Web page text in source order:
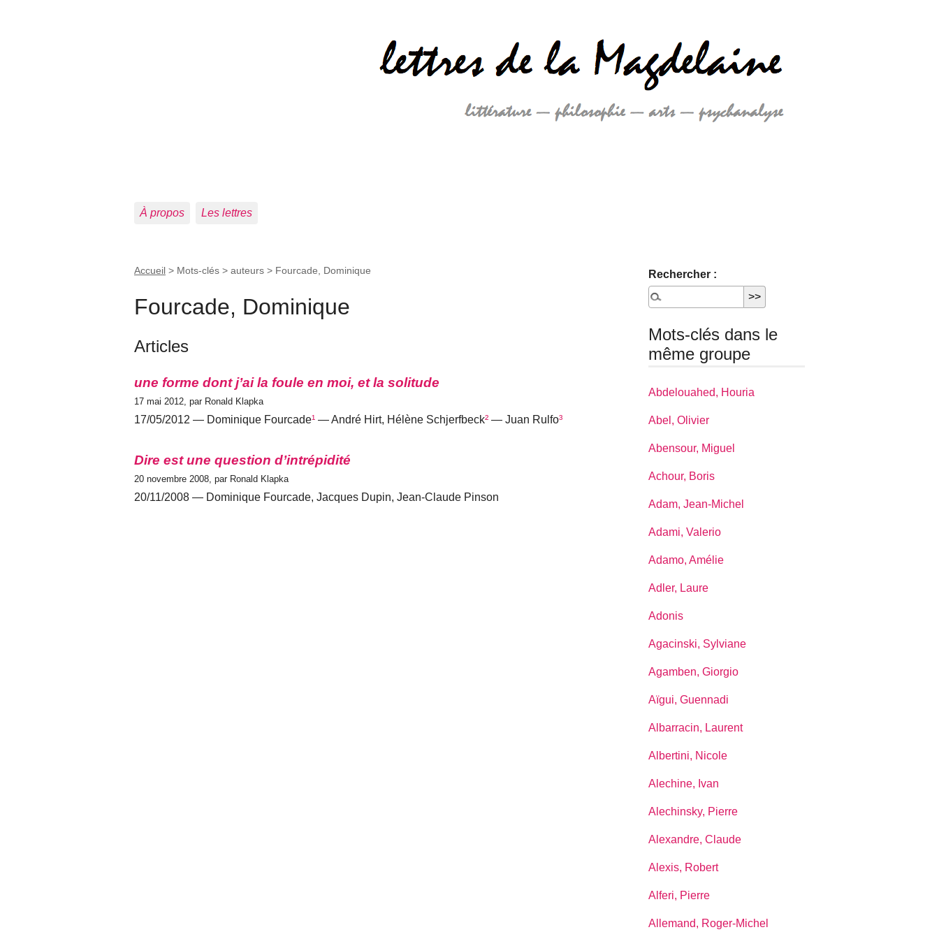
À propos Les lettres
Accueil > Mots-clés > auteurs > Fourcade, Dominique
Fourcade, Dominique
Articles
une forme dont j’ai la foule en moi, et la solitude
17 mai 2012, par Ronald Klapka
17/05/2012 — Dominique Fourcade¹ — André Hirt, Hélène Schjerfbeck² — Juan Rulfo³
Dire est une question d’intrépidité
20 novembre 2008, par Ronald Klapka
20/11/2008 — Dominique Fourcade, Jacques Dupin, Jean-Claude Pinson
Rechercher :
Mots-clés dans le
même groupe
Abdelouahed, Houria
Abel, Olivier
Abensour, Miguel
Achour, Boris
Adam, Jean-Michel
Adami, Valerio
Adamo, Amélie
Adler, Laure
Adonis
Agacinski, Sylviane
Agamben, Giorgio
Aïgui, Guennadi
Albarracin, Laurent
Albertini, Nicole
Alechine, Ivan
Alechinsky, Pierre
Alexandre, Claude
Alexis, Robert
Alferi, Pierre
Allemand, Roger-Michel